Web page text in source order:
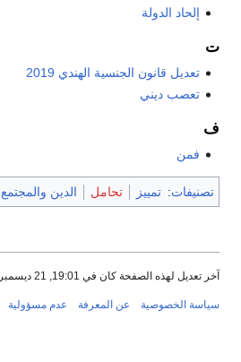
إلحاد الدولة
ت
تعديل قانون الجنسية الهندي 2019
تعصب ديني
ف
فمن
تصنيفات: تمييز تحامل الدين والمجتمع
آخر تعديل لهذه الصفحة كان في 19:01, 21 ديسمبر 2019.
سياسة الخصوصية عن المعرفة عدم مسؤولية